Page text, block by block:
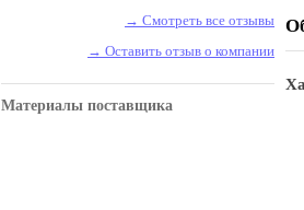
→ Смотреть все отзывы
→ Оставить отзыв о компании
Материалы поставщика